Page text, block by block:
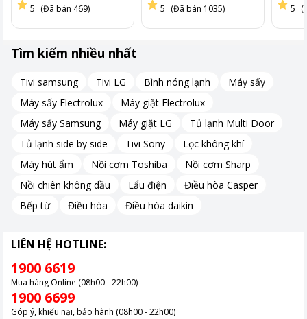
Lồng sấy chất lượng cao
cấp. Chất liệu Inox này đảm bảo độ bền cao và chống gỉ tuyệt
đối. Lồng sấy có khả năng dẫn nhiệt tốt, giúp quá trình sấy diễn
ra nhanh chóng.
Kích thước lồng sấy lớn tạo không gian rộng rãi cho quần áo.
Quần áo được xoay tự do, không bị xoắn vặn trong quá trình
sấy.
Đa dạng chương trình sấy
chọn. Mỗi chương trình được thiết kế phù hợp với từng loại vải
khác nhau.
Người dùng có thể sấy từ quần áo cotton, vải tổng hợp đến đồ
len, lụa mỏng. Tính năng này giúp bảo vệ quần áo tốt hơn, tránh
hư hỏng do sấy không đúng cách.
5 (Đã bán 469) 5 (Đã bán 1035) 5
Tìm kiếm nhiều nhất
Tivi samsung Tivi LG Bình nóng lạnh
Máy sấy
Máy sấy Electrolux
Máy giặt Electrolux
Máy sấy Samsung
Máy giặt LG
Tủ lạnh Multi Door
Tủ lạnh side by side
Tivi Sony
Lọc không khí
Máy hút ẩm
Nồi cơm Toshiba
Nồi cơm Sharp
Nồi chiên không dầu
Lẩu điện
Điều hòa Casper
Bếp từ
Điều hòa Điều hòa daikin
LIÊN HỆ HOTLINE:
1900 6619
Mua hàng Online (08h00 - 22h00)
1900 6699
Góp ý, khiếu nại, bảo hành (08h00 - 22h00)